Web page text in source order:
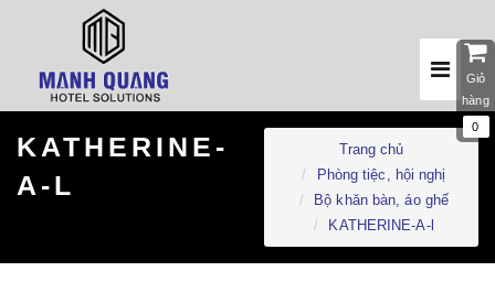
Giỏ
hàng
0
KATHERINE-
A-L
Trang chủ
Phòng tiệc, hội nghị
Bộ khăn bàn, áo ghế
KATHERINE-A-l